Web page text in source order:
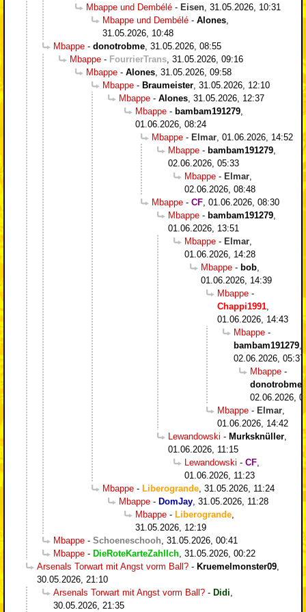
Mbappe und Dembélé - Eisen 31.05.2026, 10:31
Mbappe und Dembélé - Alones
31.05.2026, 10:48
Mbappe - donotrobme 31.05.2026, 08:55
Mbappe - FourrierTrans 31.05.2026, 09:16
Mbappe - Alones 31.05.2026, 09:58
Mbappe - Braumeister 31.05.2026, 12:10
Mbappe - Alones 31.05.2026, 12:37
Mbappe - bambam191279
01.06.2026, 08:24
Mbappe - Elmar 01.06.2026, 14:52
Mbappe - bambam191279
02.06.2026, 05:33
Mbappe - Elmar
02.06.2026, 08:48
Mbappe - CF 01.06.2026, 08:30
Mbappe - bambam191279
01.06.2026, 13:51
Mbappe - Elmar
01.06.2026, 14:28
Mbappe - bob
01.06.2026, 14:39
Mbappe -
Chappi1991
01.06.2026, 14:43
Mbappe -
bambam191279
02.06.2026, 05:37
Mbappe -
donotrobme
02.06.2026,
Mbappe - Elmar
01.06.2026, 14:42
Lewandowski - Murksknüller
01.06.2026, 11:15
Lewandowski - CF
01.06.2026, 11:23
Mbappe - Liberogrande 31.05.2026, 11:24
Mbappe - DomJay 31.05.2026, 11:28
Mbappe - Liberogrande
31.05.2026, 12:19
Mbappe - Schoeneschooh 31.05.2026, 00:41
Mbappe - DieRoteKarteZahlIch 31.05.2026, 00:22
Arsenals Torwart mit Angst vorm Ball? - Kruemelmonster09
30.05.2026, 21:10
Arsenals Torwart mit Angst vorm Ball? - Didi
30.05.2026, 21:35